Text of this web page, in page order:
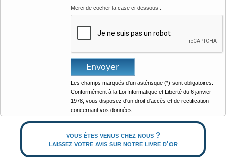
Merci de cocher la case ci-dessous :
Les champs marqués d'un astérisque (*) sont obligatoires.
Conformément à la Loi Informatique et Liberté du 6 janvier
1978, vous disposez d'un droit d'accès et de rectification
concernant vos données.
vous êtes venus chez nous ?
laissez votre avis sur notre livre d'or